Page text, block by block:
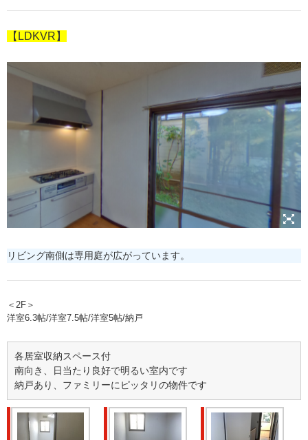
【LDKVR】
リビング南側は専用庭が広がっています。
＜2F＞
洋室6.3帖/洋室7.5帖/洋室5帖/納戸
各居室収納スペース付
南向き、日当たり良好で明るい室内です
納戸あり、ファミリーにピッタリの物件です